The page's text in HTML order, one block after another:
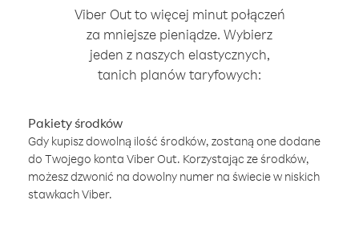
Viber Out to więcej minut połączeń
za mniejsze pieniądze. Wybierz
jeden z naszych elastycznych,
tanich planów taryfowych:
Pakiety środków
Gdy kupisz dowolną ilość środków, zostaną one dodane
do Twojego konta Viber Out. Korzystając ze środków,
możesz dzwonić na dowolny numer na świecie w niskich
stawkach Viber.